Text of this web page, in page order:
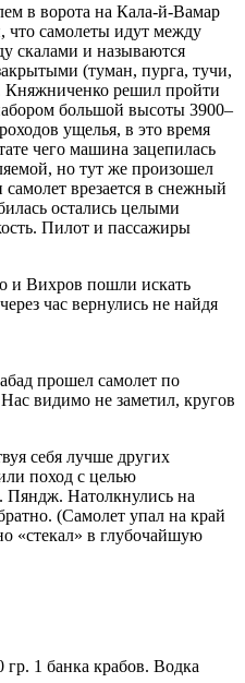
в ворота на Кала-й-Вамар
что самолеты идут между
скалами и называются
(туман, пурга, тучи,
Княжниченко решил пройти
большой высоты 3900–
ущелья, в это время
чего машина зацепилась
но тут же произошел
врезается в снежный
остались целыми
Пилот и пассажиры
и Вихров пошли искать
час вернулись не найдя
прошел самолет по
видимо не заметил, кругов
себя лучше других
поход с целью
Пяндж. Натолкнулись на
(Самолет упал на край
«стекал» в глубочайшую
1 банка крабов. Водка